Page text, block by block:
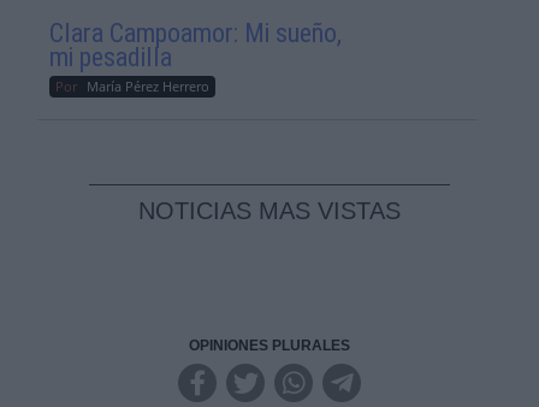
Clara Campoamor: Mi sueño,
mi pesadilla
Por María Pérez Herrero
NOTICIAS MAS VISTAS
OPINIONES PLURALES